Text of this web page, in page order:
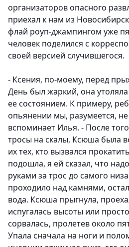
организаторов опасного
приехал к нам из
флай роуп-джампингом уже
человек поделился с
своей версией случившегося.
- Ксения, по-моему, перед
День был жаркий, она
ее состоянием. К примеру,
опьянении мы, разумеется,
вспоминает Илья. - После
тросы на скалы, Ксюша была
их тех, кто вызвался
подошла, я ей сказал, что
руками за трос до самого
проходило над камнями,
вода. Ксюша прыгнула,
испугалась высоты или
сорвалась, пролетев около
Упала сначала на ноги и